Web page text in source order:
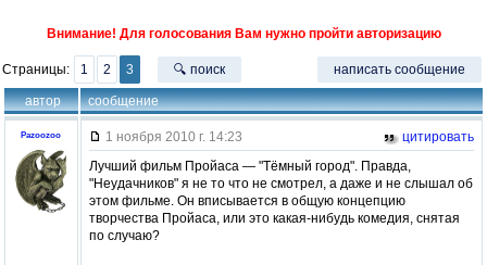
Внимание! Для голосования Вам нужно пройти авторизацию
Страницы: 1 2 3 🔍 поиск написать сообщение
автор сообщение
Pazoozoo 1 ноября 2010 г. 14:23
цитировать
Лучший фильм Пройаса — "Тёмный город". Правда,
"Неудачников" я не то что не смотрел, а даже и не слышал об
этом фильме. Он вписывается в общую концепцию
творчества Пройаса, или это какая-нибудь комедия, снятая
по случаю?